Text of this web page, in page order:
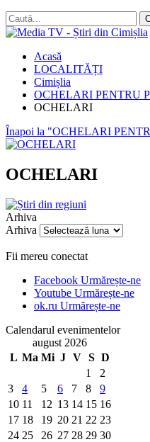
Acasă
LOCALITĂȚI
Cimișlia
OCHELARI PENTRU
OCHELARI
Înapoi la "OCHELARI
OCHELARI
Arhiva
Arhiva
Fii mereu conectat
Facebook Urmărește-ne
Youtube Urmărește-ne
ok.ru Urmărește-ne
Calendarul evenimentelor
august 2026
L Ma Mi J V S D
1
2
3
4 5 6 7 8
9
10 11 12 13 14 15 16
17 18 19 20 21 22 23
24 25 26 27 28 29 30